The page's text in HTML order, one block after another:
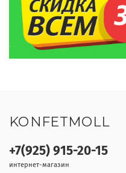
+7(925) 915-20-15
интернет-магазин
KONFETMOLL